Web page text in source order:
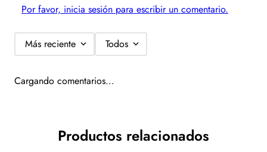
mayor durabilidad del mercado, 5 veces más resistente que el
recubrimiento dorado y 12.5 veces más que el recubrimiento
regular.
Smart WiFi Control. Control del Aire Acondicionado en cualquier
momento desde tu teléfono móvil.
Capacidad: 1 TON
SEER: 20.2
Por favor, inicia sesión para escribir un comentario.
Más reciente Todos
Cargando comentarios…
Productos relacionados